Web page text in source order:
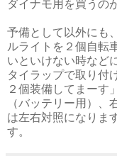
ダイナモ用を買うの
予備として以外にも
ルライトを２個自転
いといけない時など
タイラップで取り付
２個装備してまーす
（バッテリー用）、
は左右対照になりま
す。